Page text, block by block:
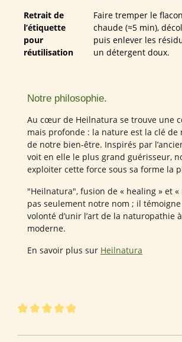
Retrait de
l’étiquette
pour
réutilisation
Faire tremper le
chaude (≈5 min),
puis enlever les
un détergent doux.
Notre philosophie.
Au cœur de Heilnatura se trouve une
mais profonde : la nature est la clé de
de notre bien-être. Inspirés par
voit en elle le plus grand guérisseur,
exploiter cette force sous sa forme la
"Heilnatura", fusion de « healing » et «
pas seulement notre nom ; il
volonté d’unir l’art de la naturopathie
moderne.
En savoir plus sur Heilnatura